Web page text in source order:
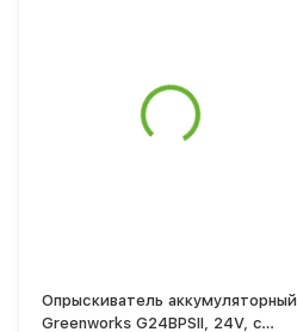
Опрыскиватель аккумуляторный
Greenworks G24BPSII, 24V, c